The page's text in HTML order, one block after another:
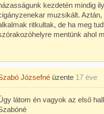
kezdetén mindig
muzsikált.
ritkultak, de ha meg
mentünk ahol
Józsefné üzente 17 éve
látom én vagyok az első